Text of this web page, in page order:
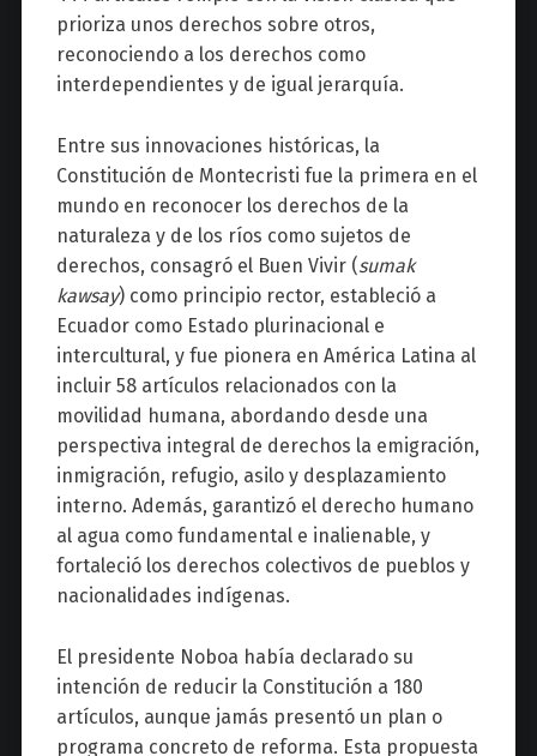
prioriza unos derechos sobre otros,
reconociendo a los derechos como
interdependientes y de igual jerarquía.
Entre sus innovaciones históricas, la
Constitución de Montecristi fue la primera en el
mundo en reconocer los derechos de la
naturaleza y de los ríos como sujetos de
derechos, consagró el Buen Vivir (sumak
kawsay) como principio rector, estableció a
Ecuador como Estado plurinacional e
intercultural, y fue pionera en América Latina al
incluir 58 artículos relacionados con la
movilidad humana, abordando desde una
perspectiva integral de derechos la emigración,
inmigración, refugio, asilo y desplazamiento
interno. Además, garantizó el derecho humano
al agua como fundamental e inalienable, y
fortaleció los derechos colectivos de pueblos y
nacionalidades indígenas.
El presidente Noboa había declarado su
intención de reducir la Constitución a 180
artículos, aunque jamás presentó un plan o
programa concreto de reforma. Esta propuesta